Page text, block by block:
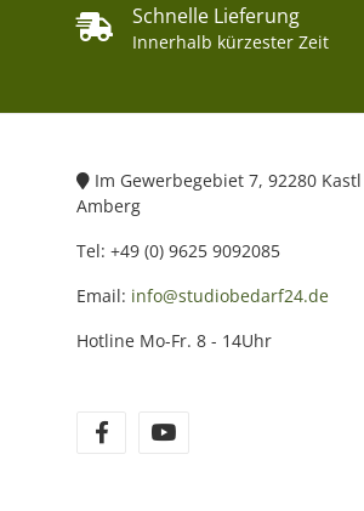
Schnelle Lieferung
Innerhalb kürzester Zeit
Im Gewerbegebiet 7, 92280
Amberg
Tel: +49 (0) 9625 9092085
Email: info@studiobedarf24.de
Hotline Mo-Fr. 8 - 14Uhr